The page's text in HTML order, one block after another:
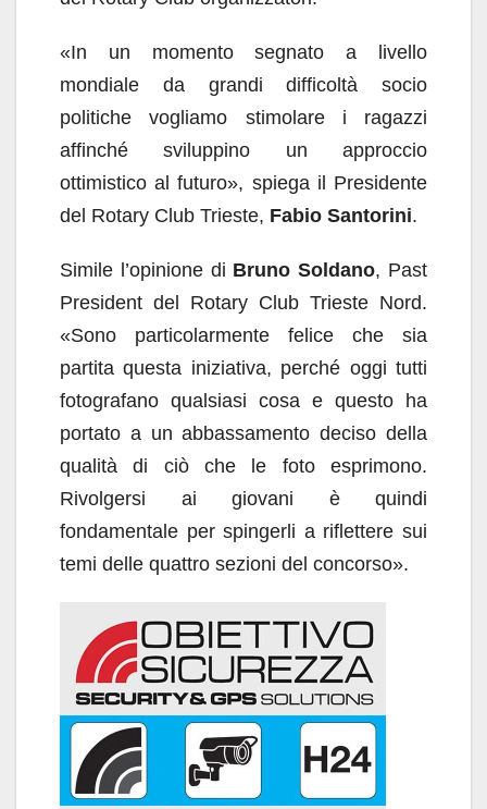
«In un momento segnato a livello
mondiale da grandi difficoltà socio
politiche vogliamo stimolare i ragazzi
affinché sviluppino un approccio
ottimistico al futuro», spiega il Presidente
del Rotary Club Trieste, Fabio Santorini.
Simile l’opinione di Bruno Soldano, Past
President del Rotary Club Trieste Nord.
«Sono particolarmente felice che sia
partita questa iniziativa, perché oggi tutti
fotografano qualsiasi cosa e questo ha
portato a un abbassamento deciso della
qualità di ciò che le foto esprimono.
Rivolgersi ai giovani è quindi
fondamentale per spingerli a riflettere sui
temi delle quattro sezioni del concorso».